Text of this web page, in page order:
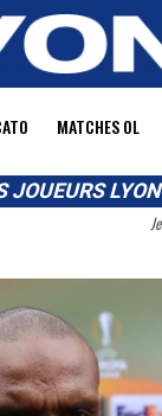
MATCHES OL
JOUEURS